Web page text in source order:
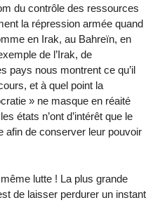
du contrôle des ressources
la répression armée quand
en Irak, au Bahreïn, en
de l’Irak, de
pays nous montrent ce qu’il
et à quel point la
» ne masque en réa­ité
états n’ont d’intérêt que le
afin de conserver leur pouvoir
lutte ! La plus grande
de laisser perdurer un instant